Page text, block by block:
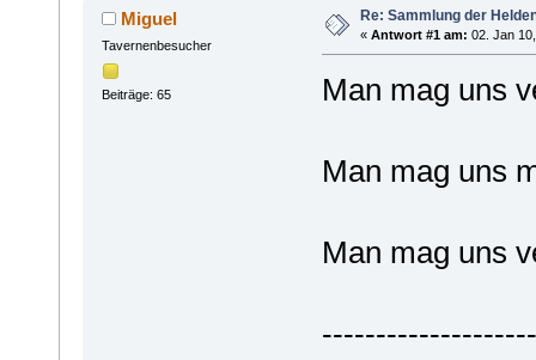
Miguel
Tavernenbesucher
Beiträge: 65
Re: Sammlung der
« Antwort #1 am: 02. Jan
Man mag uns
Man mag uns
Man mag uns